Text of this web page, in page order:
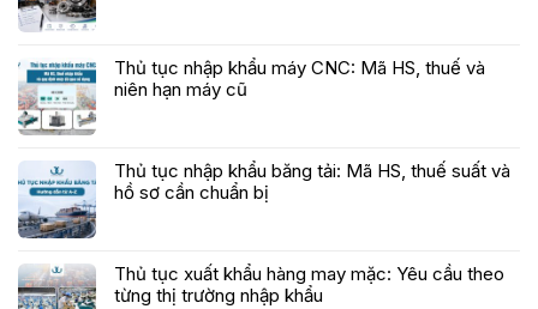
Thủ tục nhập khẩu máy CNC: Mã HS, thuế và
niên hạn máy cũ
Thủ tục nhập khẩu băng tải: Mã HS, thuế suất và
hồ sơ cần chuẩn bị
Thủ tục xuất khẩu hàng may mặc: Yêu cầu theo
từng thị trường nhập khẩu